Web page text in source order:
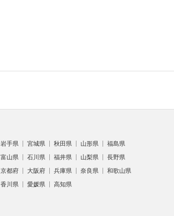
岩手県 宮城県 秋田県 山形県
福島県
富山県 石川県 福井県 山梨県
長野県
京都府 大阪府 兵庫県 奈良県
和歌山県
香川県 愛媛県
高知県